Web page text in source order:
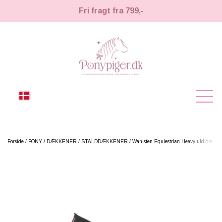
Fri fragt fra 799,-
NYHEDER
Forside PONY DÆKKENER STALDDÆKKENER Wahlsten Equiestrian Heavy uld